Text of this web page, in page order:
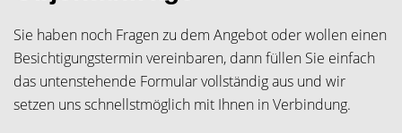
Sie haben noch Fragen zu dem Angebot oder wollen einen
Besichtigungstermin vereinbaren, dann füllen Sie einfach
das untenstehende Formular vollständig aus und wir
setzen uns schnellstmöglich mit Ihnen in Verbindung.